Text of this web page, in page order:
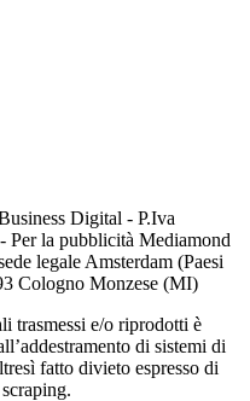
Digital - P.Iva
la pubblicità Mediamond
legale Amsterdam (Paesi
Cologno Monzese (MI)
trasmessi e/o riprodotti è
di sistemi di
fatto divieto espresso di